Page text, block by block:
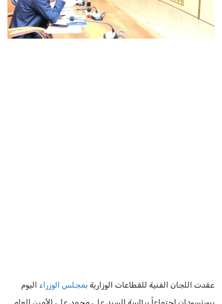
عقدت اللجان الفنية للقطاعات الوزارية بمجلس الوزراء اليوم
ببورتسودان اجتماعاً برئاسة السيد.علي محمد علي الأمين العام